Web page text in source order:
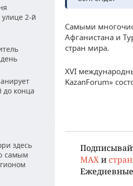
2-й
до конца
здесь
самым
Самыми
Афганистана и
стран мира.
XVI
KazanForum»
MAXи